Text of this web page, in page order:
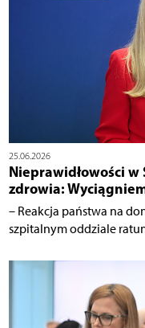
25.06.2026
Nieprawidłowości
zdrowia:
– Reakcja państwa na
szpitalnym oddziale